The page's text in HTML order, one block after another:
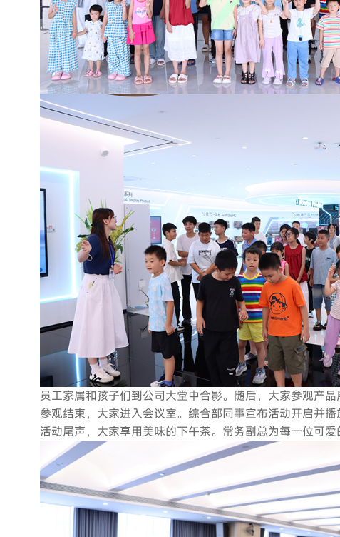
员工家属和孩子们到公司大堂中合影。随后，大家参观产
参观结束，大家进入会议室。综合部同事宣布活动开启并
活动尾声，大家享用美味的下午茶。常务副总为每一位可